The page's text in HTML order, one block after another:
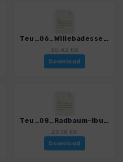
Teu_06_Willebadessen-Borlinghausen_4020_7.gpx
30.42 KB
Download
Teu_08_Radbaum-Iburg_4020_7.gpx
23.18 KB
Download